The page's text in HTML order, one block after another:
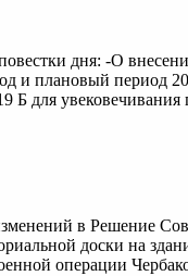
дня: -О
и плановый период
Б для увековечивания
в Решение
доски на
операции